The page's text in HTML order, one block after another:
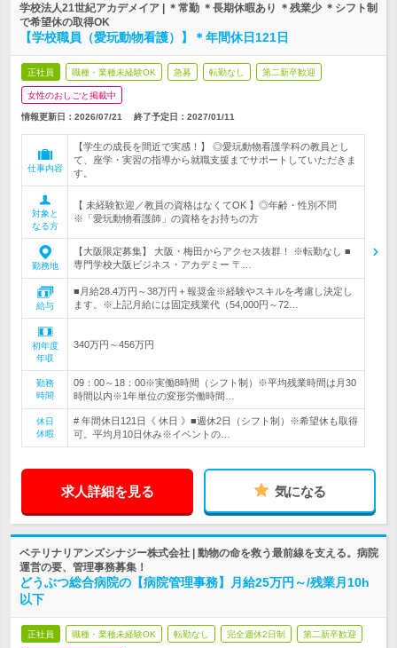
学校法人21世紀アカデメイア | ＊常勤 ＊長期休暇あり ＊残業少 ＊シフト制
で希望休の取得OK
【学校職員（愛玩動物看護）】＊年間休日121日
正社員 職種・業種未経験OK 急募 転勤なし 第二新卒歓迎
女性のおしごと掲載中
情報更新日：2026/07/21 終了予定日： 2027/01/11
仕事内容
【学生の成長を間近で実感！】 ◎愛玩動物看護学科の教員とし
て、座学・実習の指導から就職支援までサポートしていただきま
す。
対象と
なる方
【 未経験歓迎／教員の資格はなくてOK 】◎年齢・性別不問
※「愛玩動物看護師」の資格をお持ちの方
勤務地
【大阪限定募集】 大阪・梅田からアクセス抜群！ ※転勤なし ■
専門学校大阪ビジネス・アカデミー 〒…
給与
■月給28.4万円～38万円＋報奨金※経験やスキルを考慮し決定し
ます。※上記月給には固定残業代（54,000円～72…
初年度
年収
340万円～456万円
勤務
時間
09：00～18：00※実働8時間（シフト制）※平均残業時間は月30
時間以内※1年単位の変形労働時間…
休日
休暇
# 年間休日121日《 休日 》■週休2日（シフト制）※希望休も取得
可。平均月10日休み※イベントの…
求人詳細を見る 気になる
ベテリナリアンズシナジー株式会社 | 動物の命を救う最前線を支える。病院
運営の要、管理事務募集！
どうぶつ総合病院の【病院管理事務】月給25万円～/残業月10h
以下
正社員 職種・業種未経験OK 転勤なし 完全週休2日制 第二新卒歓迎